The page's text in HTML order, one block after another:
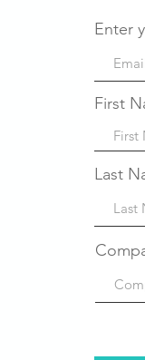
Enter
First
Last